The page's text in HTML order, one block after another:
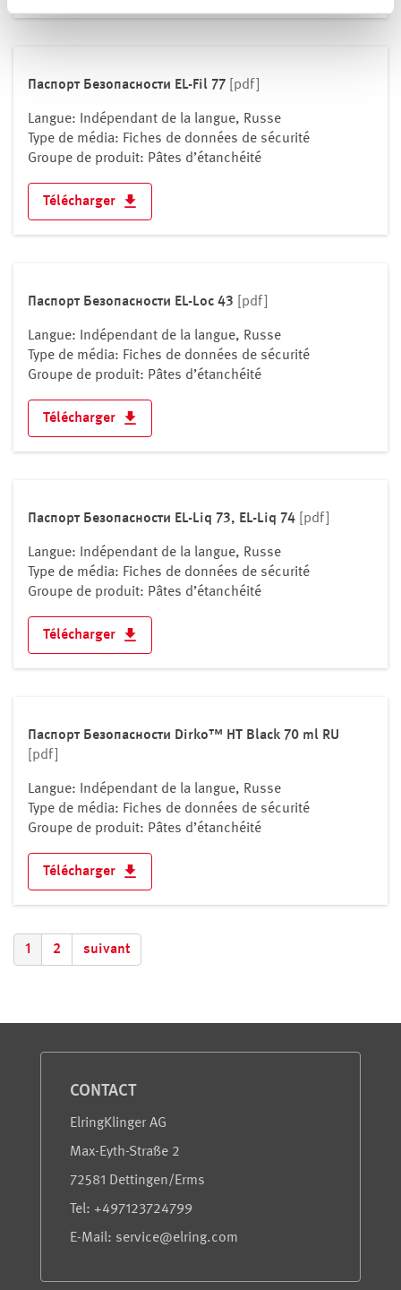
Паспорт Безопасности EL-Fil 77 [pdf]
Langue: Indépendant de la langue, Russe
Type de média: Fiches de données de sécurité
Groupe de produit: Pâtes d’étanchéité
Télécharger
Паспорт Безопасности EL-Loc 43 [pdf]
Langue: Indépendant de la langue, Russe
Type de média: Fiches de données de sécurité
Groupe de produit: Pâtes d’étanchéité
Télécharger
Паспорт Безопасности EL-Liq 73, EL-Liq 74 [pdf]
Langue: Indépendant de la langue, Russe
Type de média: Fiches de données de sécurité
Groupe de produit: Pâtes d’étanchéité
Télécharger
Паспорт Безопасности Dirko™ HT Black 70 ml RU
[pdf]
Langue: Indépendant de la langue, Russe
Type de média: Fiches de données de sécurité
Groupe de produit: Pâtes d’étanchéité
Télécharger
1 2 suivant
CONTACT
ElringKlinger AG
Max-Eyth-Straße 2
72581 Dettingen/Erms
Tel: +497123724799
E-Mail: service@elring.com